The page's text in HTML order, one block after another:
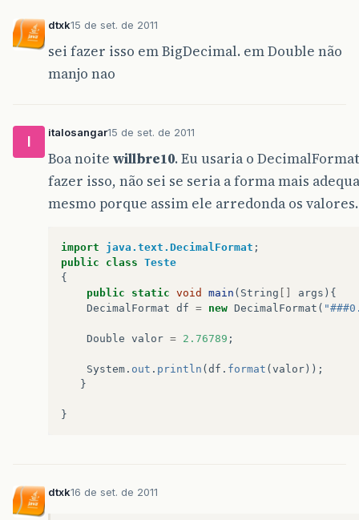
dtxk15 de set. de 2011
sei fazer isso em BigDecimal. em Double não
manjo nao
I
italosangar15 de set. de 2011
Boa noite willbre10. Eu usaria o
fazer isso, não sei se seria a forma mais
mesmo porque assim ele arredonda os valores.
import java.text.DecimalFormat ;
public
class Teste
{
public
static void main ( String args ){
DecimalFormat df = new DecimalFormat (
Double valor = 2.76789 ;
System . out . println ( df . format ( valor ));
}
}
dtxk16 de set. de 2011